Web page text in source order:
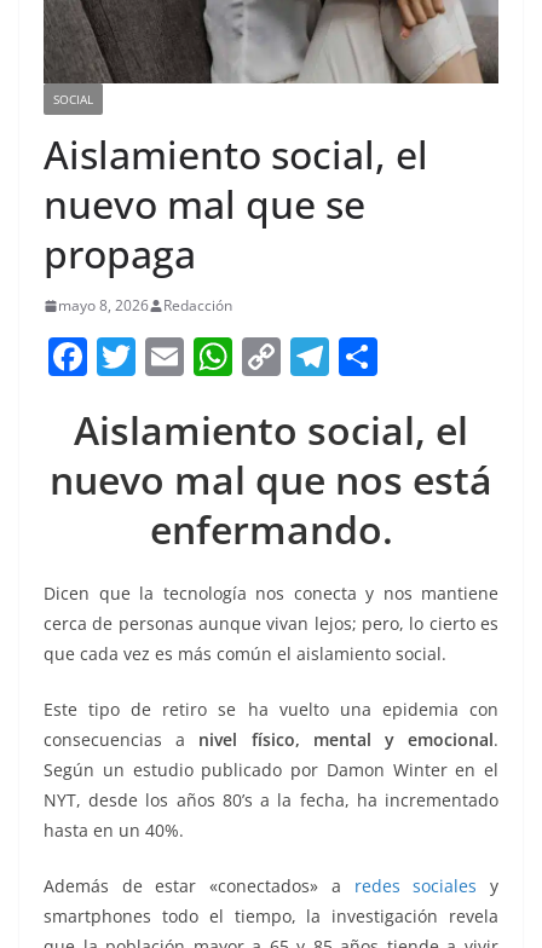
SOCIAL
Aislamiento social, el
nuevo mal que se
propaga
mayo 8, 2026 Redacción
F
c
e
b
o
k
T
itt
er
E
ai
l
W
at
s
A
p
p
C
p
y
Li
n
k
T
e
gr
a
m
ar
e
Aislamiento social, el
nuevo mal que nos está
enfermando.
Dicen que la tecnología nos conecta y nos mantiene
cerca de personas aunque vivan lejos; pero, lo cierto es
que cada vez es más común el aislamiento social.
Este tipo de retiro se ha vuelto una epidemia con
consecuencias a nivel físico, mental y emocional.
Según un estudio publicado por Damon Winter en el
NYT, desde los años 80’s a la fecha, ha incrementado
hasta en un 40%.
Además de estar «conectados» a redes sociales y
smartphones todo el tiempo, la investigación revela